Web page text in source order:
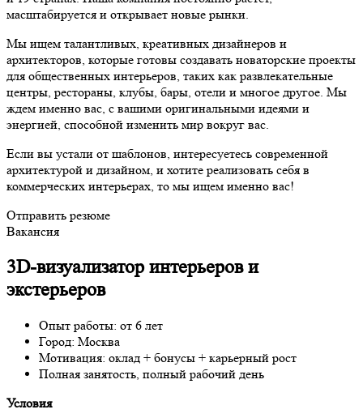
масштабируется и открывает новые рынки.
Мы ищем талантливых, креативных дизайнеров и
архитекторов, которые готовы создавать новаторские проекты
для общественных интерьеров, таких как развлекательные
центры, рестораны, клубы, бары, отели и многое другое. Мы
ждем именно вас, с вашими оригинальными идеями и
энергией, способной изменить мир вокруг вас.
Если вы устали от шаблонов, интересуетесь современной
архитектурой и дизайном, и хотите реализовать себя в
коммерческих интерьерах, то мы ищем именно вас!
Отправить резюме
Вакансия
3D-визуализатор интерьеров и
экстерьеров
Опыт работы: от 6 лет
Город: Москва
Мотивация: оклад + бонусы + карьерный рост
Полная занятость, полный рабочий день
Условия